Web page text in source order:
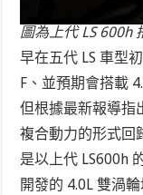
圖為上代 LS 600h
早在五代 LS 車型
F、並預期會搭載
但根據最新報導指
複合動力的形式回
是以上代 LS600h
開發的 4.0L 雙渦